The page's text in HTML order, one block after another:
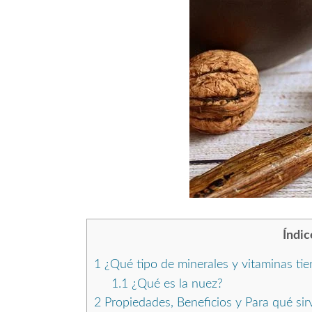
1 ¿Qué tipo de minerales y vitaminas
1.1 ¿Qué es la nuez?
2 Propiedades, Beneficios y Para qué